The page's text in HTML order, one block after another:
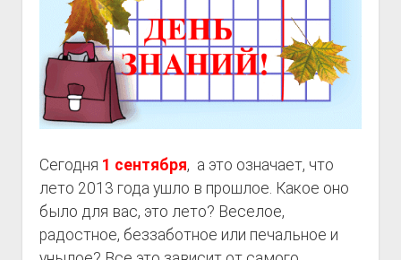
Сегодня 1 сентября, а это означает, что
лето 2013 года ушло в прошлое. Какое оно
было для вас, это лето? Веселое,
радостное, беззаботное или печальное и